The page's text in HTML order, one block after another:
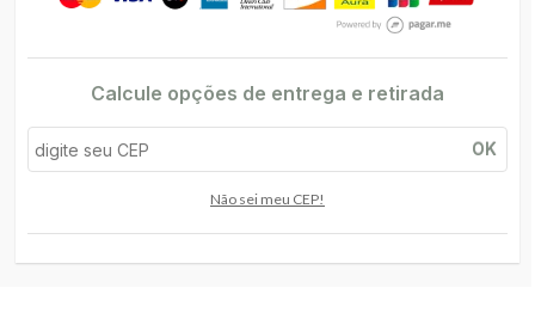
Calcule opções de entrega e retirada
OK
Não sei meu CEP!